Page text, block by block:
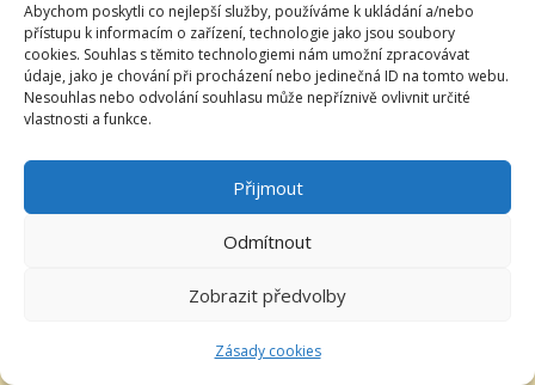
Abychom poskytli co nejlepší služby, používáme k ukládání a/nebo
přístupu k informacím o zařízení, technologie jako jsou soubory
cookies. Souhlas s těmito technologiemi nám umožní zpracovávat
údaje, jako je chování při procházení nebo jedinečná ID na tomto webu.
Nesouhlas nebo odvolání souhlasu může nepříznivě ovlivnit určité
vlastnosti a funkce.
Přijmout
Odmítnout
Zobrazit předvolby
Zásady cookies